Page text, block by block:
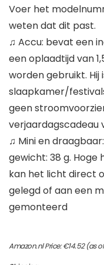
Voer het
weten dat dit past.
♫ Accu: bevat een
een oplaadtijd van
worden gebruikt.
slaapkamer/
geen
verjaardagscadeau
♫ Mini en
gewicht: 38 g.
kan het licht direct
gelegd of aan een
gemonteerd
Amazon.nl Price:€14.52(as